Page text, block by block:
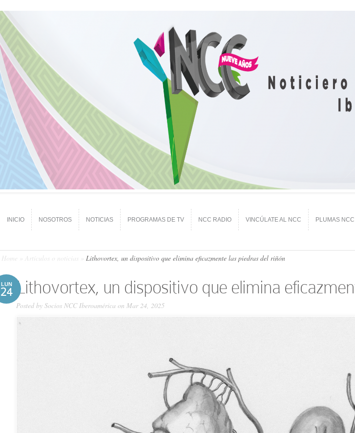
INICIO NOSOTROS NOTICIAS PROGRAMAS DE TV NCC RADIO VINCÚLATE AL NCC PLUMAS NCC
Home Artículos o noticias Lithovortex, un dispositivo que elimina eficazmente las piedras del riñón
LUN
24 Lithovortex, un dispositivo que elimina
Posted by Socios NCC Iberoamérica on Mar 24, 2025